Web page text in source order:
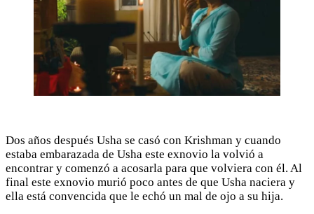
Dos años después Usha se casó con Krishman y cuando
estaba embarazada de Usha este exnovio la volvió a
encontrar y comenzó a acosarla para que volviera con él. Al
final este exnovio murió poco antes de que Usha naciera y
ella está convencida que le echó un mal de ojo a su hija.